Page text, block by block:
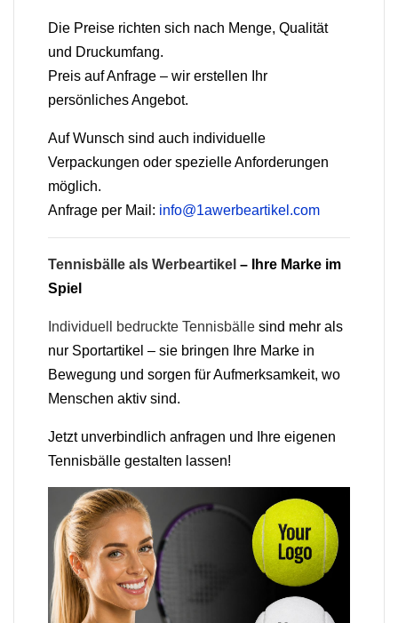
Die Preise richten sich nach Menge, Qualität
und Druckumfang.
Preis auf Anfrage – wir erstellen Ihr
persönliches Angebot.
Auf Wunsch sind auch individuelle
Verpackungen oder spezielle Anforderungen
möglich.
Anfrage per Mail: info@1awerbeartikel.com
Tennisbälle als Werbeartikel – Ihre Marke im
Spiel
Individuell bedruckte Tennisbälle sind mehr als
nur Sportartikel – sie bringen Ihre Marke in
Bewegung und sorgen für Aufmerksamkeit, wo
Menschen aktiv sind.
Jetzt unverbindlich anfragen und Ihre eigenen
Tennisbälle gestalten lassen!